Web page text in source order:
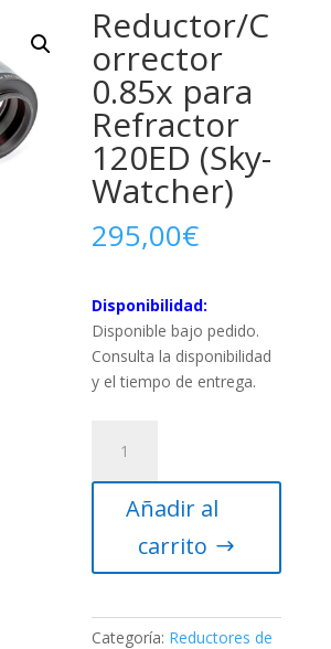
Reductor/C
orrector
0.85x para
Refractor
120ED (Sky-
Watcher)
295,00€
Disponibilidad:
Disponible bajo pedido.
Consulta la disponibilidad
y el tiempo de entrega.
0.85x
para
Refractor
Añadir al
carrito
Categoría: Reductores de